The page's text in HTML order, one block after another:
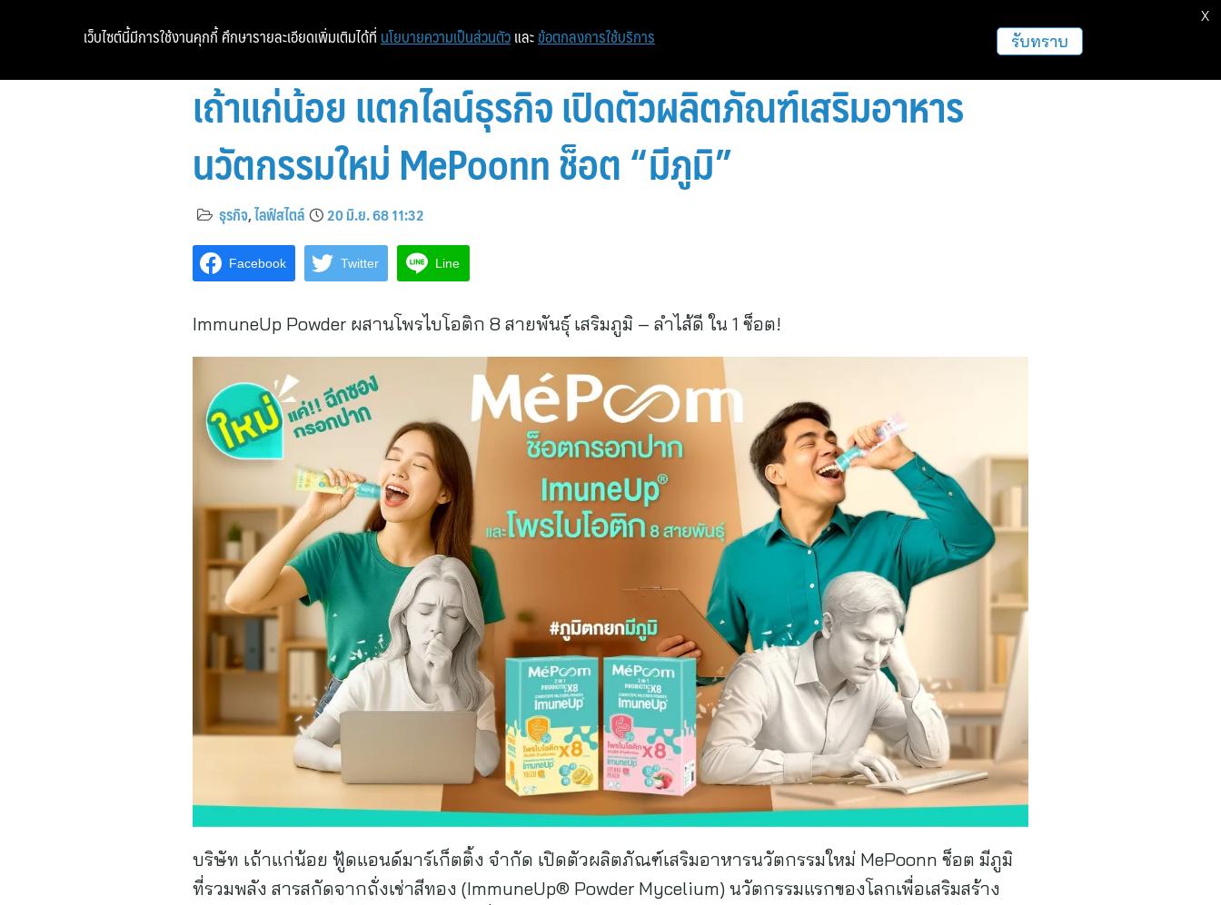
เถ้าแก่น้อย แตกไลน์ธุรกิจ เปิดตัวผลิตภัณฑ์เสริมอาหาร
นวัตกรรมใหม่ MePoonn ช็อต “มีภูมิ”
ธุรกิจ,ไลฟ์สไตล์ 20 มิ.ย. 68 11:32
Facebook Twitter Line
ImmuneUp Powder ผสานโพรไบโอติก 8 สายพันธุ์ เสริมภูมิ – ลำไส้ดี ใน 1 ช็อต!
บริษัท เถ้าแก่น้อย ฟู้ดแอนด์มาร์เก็ตติ้ง จำกัด เปิดตัวผลิตภัณฑ์เสริมอาหารนวัตกรรมใหม่ MePoonn ช็อต มีภูมิ
ที่รวมพลัง สารสกัดจากถั่งเช่าสีทอง (ImmuneUp® Powder Mycelium) นวัตกรรมแรกของโลกเพื่อเสริมสร้าง
เว็บไซต์นี้มีการใช้งานคุกกี้ ศึกษารายละเอียดเพิ่มเติมได้ที่ นโยบายความเป็นส่วนตัว และ ข้อตกลงการใช้บริการ รับทราบ
X